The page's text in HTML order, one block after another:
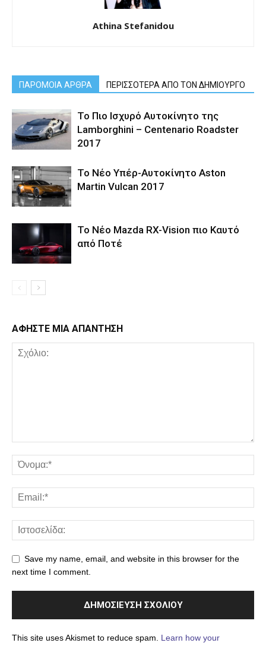
Athina Stefanidou
ΠΑΡΟΜΟΙΑ ΑΡΘΡΑ ΠΕΡΙΣΣΟΤΕΡΑ ΑΠΟ ΤΟΝ ΔΗΜΙΟΥΡΓΟ
Το Πιο Ισχυρό Αυτοκίνητο της
Lamborghini – Centenario Roadster
2017
Το Νέο Υπέρ-Αυτοκίνητο Aston
Martin Vulcan 2017
Το Νέο Mazda RX-Vision πιο Καυτό
από Ποτέ
ΑΦΗΣΤΕ ΜΙΑ ΑΠΑΝΤΗΣΗ
Save my name, email, and website in this browser for the
next time I comment.
This site uses Akismet to reduce spam. Learn how your